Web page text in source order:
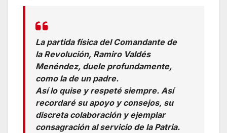
La partida física del Comandante de
la Revolución, Ramiro Valdés
Menéndez, duele profundamente,
como la de un padre.
Así lo quise y respeté siempre. Así
recordaré su apoyo y consejos, su
discreta colaboración y ejemplar
consagración al servicio de la Patria.